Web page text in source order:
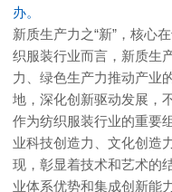
办。
新质生产力之“新”，核心
织服装行业而言，新质生
力、绿色生产力推动产业
地，深化创新驱动发展，
作为纺织服装行业的重要
业科技创造力、文化创造
现，彰显着技术和艺术的
业体系优势和集成创新能